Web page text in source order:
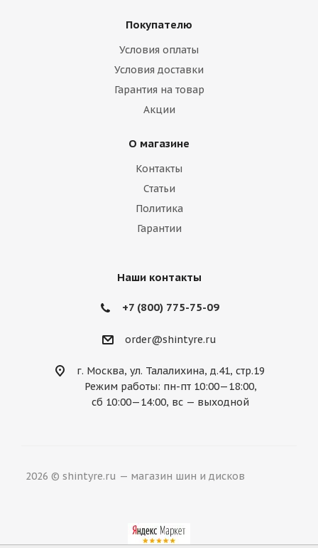
Покупателю
Условия оплаты
Условия доставки
Гарантия на товар
Акции
О магазине
Контакты
Статьи
Политика
Гарантии
Наши контакты
+7 (800) 775-75-09
order@shintyre.ru
г. Москва, ул. Талалихина, д.41, стр.19
Режим работы: пн-пт 10:00—18:00,
сб 10:00—14:00, вс — выходной
2026 © shintyre.ru — магазин шин и дисков